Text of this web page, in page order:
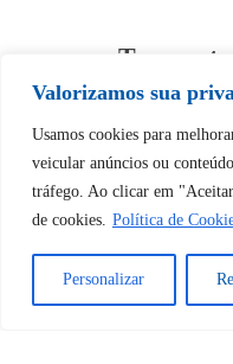
Valorizamos sua
Usamos cookies para
veicular anúncios ou
tráfego. Ao clicar em
de cookies. Política de
Personalizar
Tem
Sim